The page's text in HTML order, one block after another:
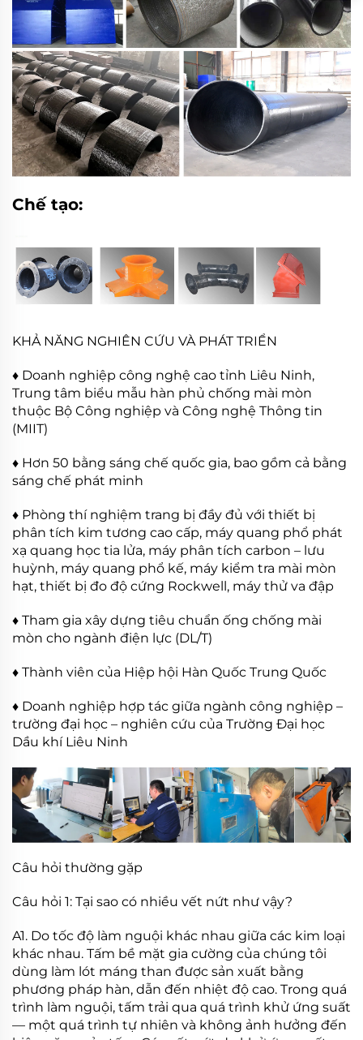
Chế tạo:
KHẢ NĂNG NGHIÊN CỨU VÀ PHÁT TRIỂN
♦ Doanh nghiệp công nghệ cao tỉnh Liêu Ninh,
Trung tâm biểu mẫu hàn phủ chống mài mòn
thuộc Bộ Công nghiệp và Công nghệ Thông tin
(MIIT)
♦ Hơn 50 bằng sáng chế quốc gia, bao gồm cả bằng
sáng chế phát minh
♦ Phòng thí nghiệm trang bị đầy đủ với thiết bị
phân tích kim tương cao cấp, máy quang phổ phát
xạ quang học tia lửa, máy phân tích carbon – lưu
huỳnh, máy quang phổ kế, máy kiểm tra mài mòn
hạt, thiết bị đo độ cứng Rockwell, máy thử va đập
♦ Tham gia xây dựng tiêu chuẩn ống chống mài
mòn cho ngành điện lực (DL/T)
♦ Thành viên của Hiệp hội Hàn Quốc Trung Quốc
♦ Doanh nghiệp hợp tác giữa ngành công nghiệp –
trường đại học – nghiên cứu của Trường Đại học
Dầu khí Liêu Ninh
Câu hỏi thường gặp
Câu hỏi 1: Tại sao có nhiều vết nứt như vậy?
A1. Do tốc độ làm nguội khác nhau giữa các kim loại
khác nhau. Tấm bề mặt gia cường của chúng tôi
dùng làm lót máng than được sản xuất bằng
phương pháp hàn, dẫn đến nhiệt độ cao. Trong quá
trình làm nguội, tấm trải qua quá trình khử ứng suất
— một quá trình tự nhiên và không ảnh hưởng đến